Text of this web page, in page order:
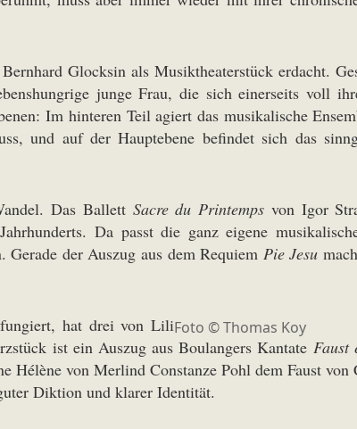
Glocksin als Musiktheaterstück erdacht.
junge Frau, die sich einerseits voll
Im hinteren Teil agiert das musikalische
und auf der Hauptebene befindet sich das
Das Ballett Sacre du Printemps von Igor
Da passt die ganz eigene
der Auszug aus dem Requiem Pie Jesu
Foto © Thomas Koy
hat drei von Lili
ist ein Auszug aus Boulangers Kantate Faust
von Merlind Constanze Pohl dem Faust von
Diktion und klarer Identität.